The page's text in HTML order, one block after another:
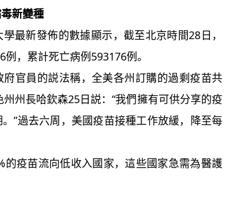
新變種
新發佈的數據顯示，截至北京時間28日，
，累計死亡病例593176例。
官員的説法稱，全美各州訂購的過剩疫苗共
州長哈欽森25日説：“我們擁有可供分享的疫
”過去六周，美國疫苗接種工作放緩，降至每
疫苗流向低收入國家，這些國家急需為醫護